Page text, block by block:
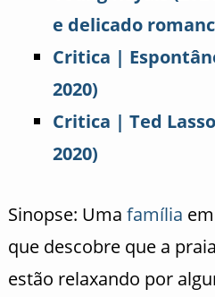
e delicado
Critica |
2020)
Critica | Ted
2020)
Sinopse: Uma família
que descobre que a
estão relaxando por